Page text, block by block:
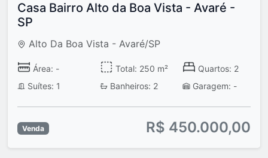
Casa Bairro Alto da Boa Vista - Avaré -
SP
Alto Da Boa Vista - Avaré/SP
Área: - Total: 250 m²
Quartos: 2
Suítes: 1
Banheiros: 2 Garagem: -
Venda R$ 450.000,00